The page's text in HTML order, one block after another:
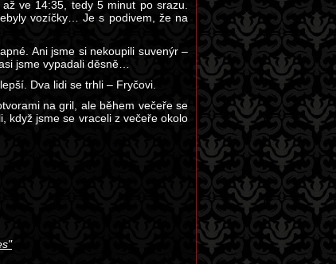
ve 14:35, tedy 5 minut po srazu.
vozíčky… Je s podivem, že na
Ani jsme si nekoupili suvenýr –
jsme vypadali děsně…
Dva lidi se trhli – Fryčovi.
na gril, ale během večeře se
když jsme se vraceli z večeře okolo